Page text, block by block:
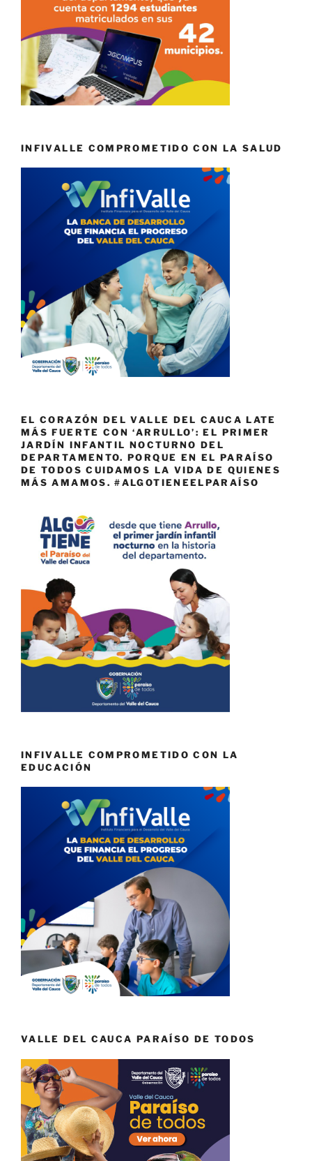
INFIVALLE COMPROMETIDO CON LA SALUD
EL CORAZÓN DEL VALLE DEL CAUCA LATE
MÁS FUERTE CON ‘ARRULLO’: EL PRIMER
JARDÍN INFANTIL NOCTURNO DEL
DEPARTAMENTO. PORQUE EN EL PARAÍSO
DE TODOS CUIDAMOS LA VIDA DE QUIENES
MÁS AMAMOS. #ALGOTIENEELPARAÍSO
INFIVALLE COMPROMETIDO CON LA
EDUCACIÓN
VALLE DEL CAUCA PARAÍSO DE TODOS